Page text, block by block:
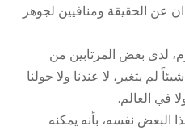
عن الحقيقة ومنافيين لجوهر
لدى بعض المرتابين من
لم يتغير، لا عندنا ولا حولنا
في العالم.
البعض نفسه، بأنه يمكنه